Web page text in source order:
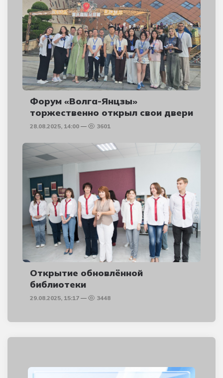
Форум «Волга-Янцзы»
торжественно открыл свои двери
28.08.2025, 14:00 3601
Открытие обновлённой
библиотеки
29.08.2025, 15:17 3448